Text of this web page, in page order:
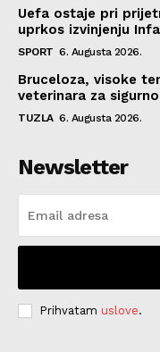
Uefa ostaje pri
uprkos izvinjenju
SPORT 6. Augusta 2026.
Bruceloza, visoke
veterinara za
TUZLA 6. Augusta 2026.
Newsletter
Prihvatam uslove.